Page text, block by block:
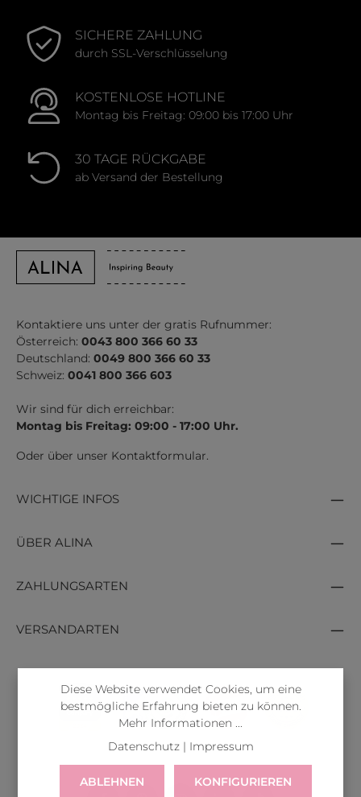
SICHERE ZAHLUNG
durch SSL-Verschlüsselung
KOSTENLOSE HOTLINE
Montag bis Freitag: 09:00 bis 17:00 Uhr
30 TAGE RÜCKGABE
ab Versand der Bestellung
Kontaktiere uns unter der gratis Rufnummer:
Österreich: 0043 800 366 60 33
Deutschland: 0049 800 366 60 33
Schweiz: 0041 800 366 603
Wir sind für dich erreichbar:
Montag bis Freitag: 09:00 - 17:00 Uhr.
Oder über unser Kontaktformular.
WICHTIGE INFOS
ÜBER ALINA
ZAHLUNGSARTEN
VERSANDARTEN
Diese Website verwendet Cookies, um eine
bestmögliche Erfahrung bieten zu können.
Mehr Informationen ...
Datenschutz| Impressum
ABLEHNEN KONFIGURIEREN